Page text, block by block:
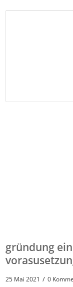
gründung
25 Mai 2021 / 0